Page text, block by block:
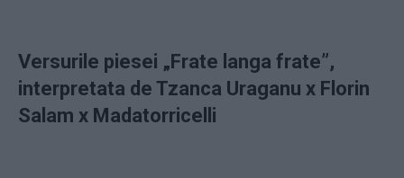
Versurile piesei „Frate langa frate”,
interpretata de Tzanca Uraganu x Florin
Salam x Madatorricelli